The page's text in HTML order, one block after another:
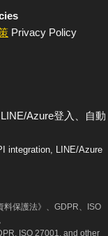
Privacy Policy
Azure登入、自動
integration, LINE/Azure
料保護法》、GDPR、ISO
ISO 27001, and other